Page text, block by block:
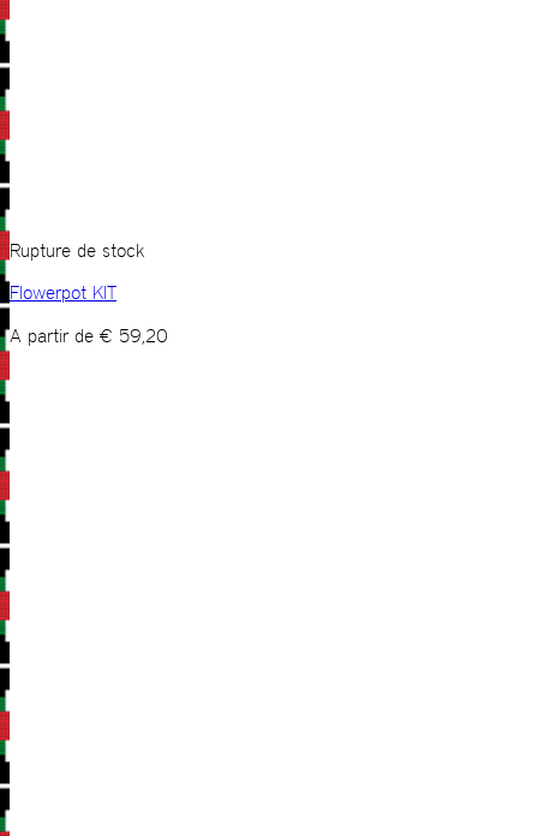
Rupture de stock
Flowerpot KIT
A partir de € 59,20